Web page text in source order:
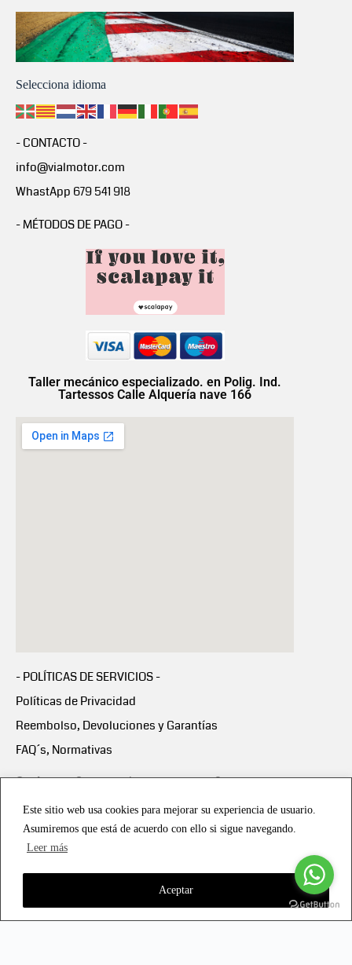
Este sitio web usa cookies para mejorar su experiencia de usuario.
Asumiremos que está de acuerdo con ello si sigue navegando.
Leer más
Aceptar
Selecciona idioma
- CONTACTO -
info@vialmotor.com
WhastApp 679 541 918
- MÉTODOS DE PAGO -
Taller mecánico especializado. en Polig. Ind.
Tartessos Calle Alquería nave 166
- POLÍTICAS DE SERVICIOS -
Políticas de Privacidad
Reembolso, Devoluciones y Garantías
FAQ´s, Normativas
Scalapay:Compra ahora y paga en 3 cuotas
Scalapay Política Privacidad
Copyright © 2021 all rights reserved - Vialmotor